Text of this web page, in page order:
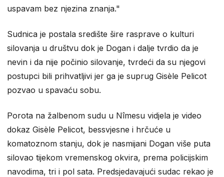
uspavam bez njezina znanja."
Sudnica je postala središte šire rasprave o kulturi
silovanja u društvu dok je Dogan i dalje tvrdio da je
nevin i da nije počinio silovanje, tvrdeći da su njegovi
postupci bili prihvatljivi jer ga je suprug Gisèle Pelicot
pozvao u spavaću sobu.
Porota na žalbenom sudu u Nîmesu vidjela je video
dokaz Gisèle Pelicot, bessvjesne i hrčuće u
komatoznom stanju, dok je nasmijani Dogan više puta
silovao tijekom vremenskog okvira, prema policijskim
navodima, tri i pol sata. Predsjedavajući sudac rekao je